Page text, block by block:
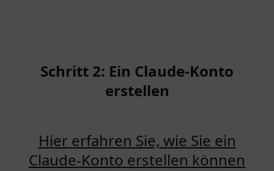
Schritt 2: Ein Claude-Konto
erstellen
Hier erfahren Sie, wie Sie ein
Claude-Konto erstellen können